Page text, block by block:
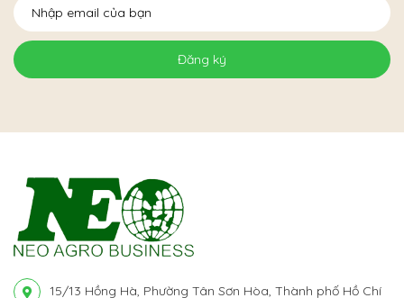
Đăng ký
15/13 Hồng Hà, Phường Tân Sơn Hòa, Thành phố Hồ Chí